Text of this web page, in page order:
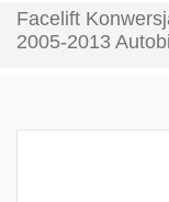
Facelift
2005-2013